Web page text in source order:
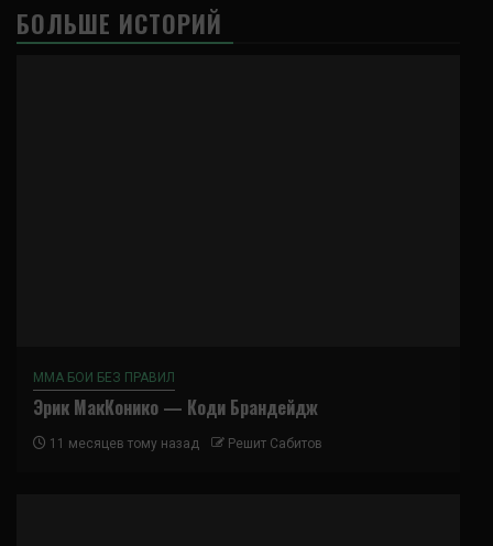
БОЛЬШЕ ИСТОРИЙ
ММА БОИ БЕЗ ПРАВИЛ
Эрик МакКонико — Коди Брандейдж
11 месяцев тому назад Решит Сабитов